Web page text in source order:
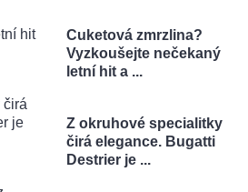
Cuketová zmrzlina?
Vyzkoušejte nečekaný
letní hit a ...
Z okruhové specialitky
čirá elegance. Bugatti
Destrier je ...